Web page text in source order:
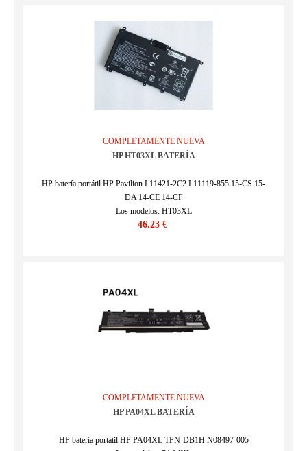
COMPLETAMENTE NUEVA
HP HT03XL BATERÍA
HP batería portátil HP Pavilion L11421-2C2 L11119-855 15-CS 15-
DA 14-CE 14-CF
Los modelos: HT03XL
SKU : HPQ19I179_02
46.23 €
COMPLETAMENTE NUEVA
HP PA04XL BATERÍA
HP batería portátil HP PA04XL TPN-DB1H N08497-005